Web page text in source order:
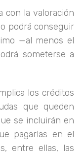
con la valoración
podrá conseguir
—al menos el
someterse a
los créditos
que queden
se incluirán en
pagarlas en el
entre ellas, las